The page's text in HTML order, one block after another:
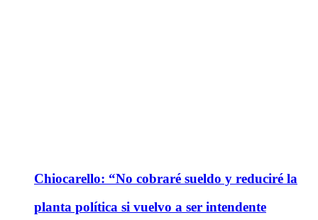
Chiocarello: “No cobraré sueldo y reduciré la
planta política si vuelvo a ser intendente